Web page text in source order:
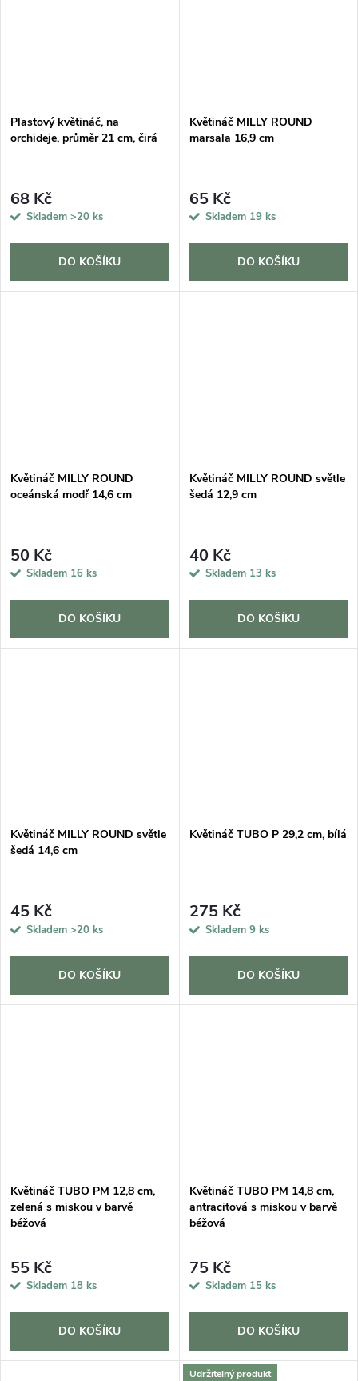
Plastový květináč, na
orchideje, průměr 21 cm, čirá
68 Kč
Skladem >20 ks
DO KOŠÍKU
Květináč MILLY ROUND
marsala 16,9 cm
65 Kč
Skladem 19 ks
DO KOŠÍKU
Květináč MILLY ROUND
oceánská modř 14,6 cm
50 Kč
Skladem 16 ks
DO KOŠÍKU
Květináč MILLY ROUND světle
šedá 12,9 cm
40 Kč
Skladem 13 ks
DO KOŠÍKU
Květináč MILLY ROUND světle
šedá 14,6 cm
45 Kč
Skladem >20 ks
DO KOŠÍKU
Květináč TUBO P 29,2 cm, bílá
275 Kč
Skladem 9 ks
DO KOŠÍKU
Květináč TUBO PM 12,8 cm,
zelená s miskou v barvě
béžová
55 Kč
Skladem 18 ks
DO KOŠÍKU
Květináč TUBO PM 14,8 cm,
antracitová s miskou v barvě
béžová
75 Kč
Skladem 15 ks
DO KOŠÍKU
Udržitelný produkt